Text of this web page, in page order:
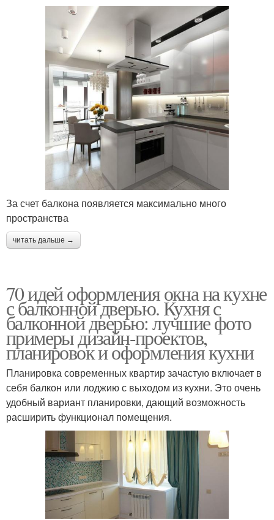
За счет балкона появляется максимально много
пространства
читать дальше →
70 идей оформления окна на кухне
с балконной дверью. Кухня с
балконной дверью: лучшие фото
примеры дизайн-проектов,
планировок и оформления кухни
Планировка современных квартир зачастую включает в
себя балкон или лоджию с выходом из кухни. Это очень
удобный вариант планировки, дающий возможность
расширить функционал помещения.